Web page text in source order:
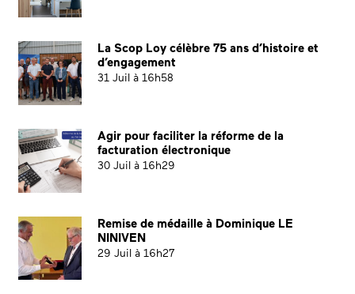
La Scop Loy célèbre 75 ans d’histoire et
d’engagement
31 Juil à 16h58
Agir pour faciliter la réforme de la
facturation électronique
30 Juil à 16h29
Remise de médaille à Dominique LE
NINIVEN
29 Juil à 16h27